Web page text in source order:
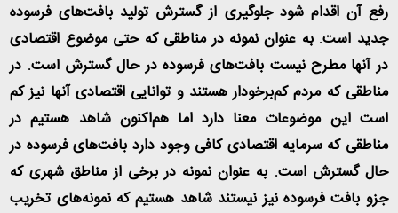
رفع آن اقدام شود جلوگیری از گسترش تولید بافت‌های فرسوده
جدید است. به عنوان نمونه در مناطقی که حتی موضوع اقتصادی
در آنها مطرح نیست بافت‌های فرسوده در حال گسترش است. در
مناطقی که مردم کم‌برخودار هستند و توانایی اقتصادی آنها نیز کم
است این موضوعات معنا دارد اما هم‌اکنون شاهد هستیم در
مناطقی که سرمایه اقتصادی کافی وجود دارد بافت‌های فرسوده در
حال گسترش است. به عنوان نمونه در برخی از مناطق شهری که
جزو بافت فرسوده نیز نیستند شاهد هستیم که نمونه‌های تخریب